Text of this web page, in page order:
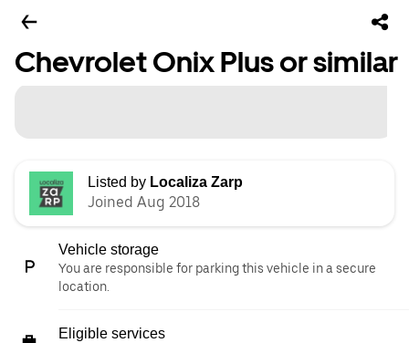
Chevrolet Onix Plus or similar
Listed by Localiza Zarp
Joined Aug 2018
Vehicle storage
You are responsible for parking this vehicle in a secure
location.
Eligible services